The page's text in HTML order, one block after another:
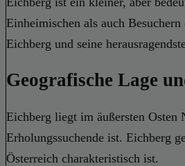
Einheimischen als auch
Eichberg und seine
Geografische Lage
Eichberg liegt im äußersten Osten
Erholungssuchende ist. Eichberg
Österreich charakteristisch ist.